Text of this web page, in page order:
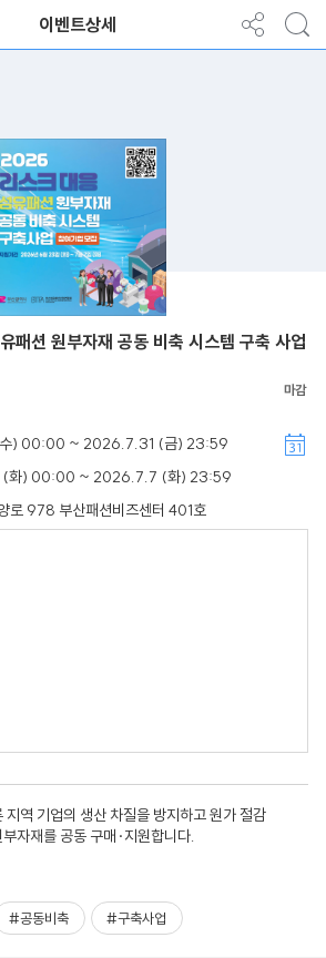
이벤트상세
패션 원부자재 공동 비축 시스템 구축 사업
) 00:00 ~ 2026.7.31 (금) 23:59
화) 00:00 ~ 2026.7.7 (화) 23:59
로 978 부산패션비즈센터 401호
지역 기업의 생산 차질을 방지하고 원가 절감
자재를 공동 구매·지원합니다.
#공동비축 #구축사업